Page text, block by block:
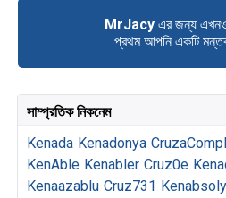
MrJacy এর জন্য
প্রথম আপনি একটি
সাম্প্রতিক নিকনেম
Kenada Kenadonya
KenAble Kenabler Cruz0e
Kenaazablu Cruz731